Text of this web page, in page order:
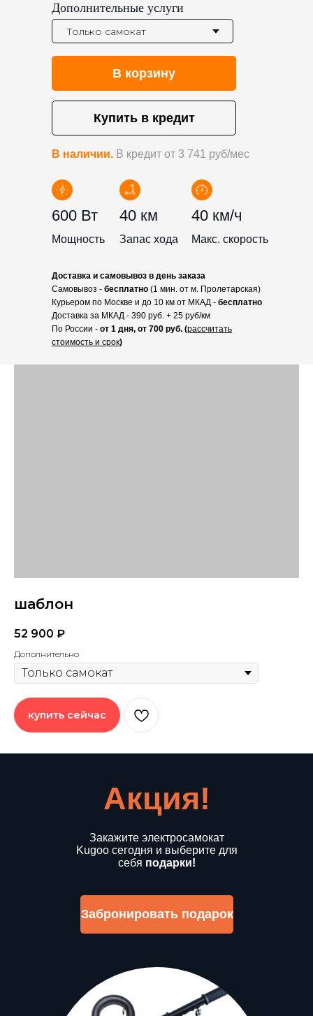
Дополнительные услуги
В корзину
Мощность
600 Вт
Запас хода
40 км
Макс. скорость
40 км/ч
В наличии. В кредит от 3 741 руб/мес
Доставка и самовывоз в день заказа
Самовывоз - бесплатно (1 мин. от м. Пролетарская)
Курьером по Москве и до 10 км от МКАД - бесплатно
Доставка за МКАД - 390 руб. + 25 руб/км
По России - от 1 дня, от 700 руб. (рассчитать
стоимость и срок)
Купить в кредит
шаблон
52 900 ₽
Дополнительно
купить сейчас
Акция!
Закажите электросамокат
Kugoo сегодня и выберите для
себя подарки!
Забронировать подарок